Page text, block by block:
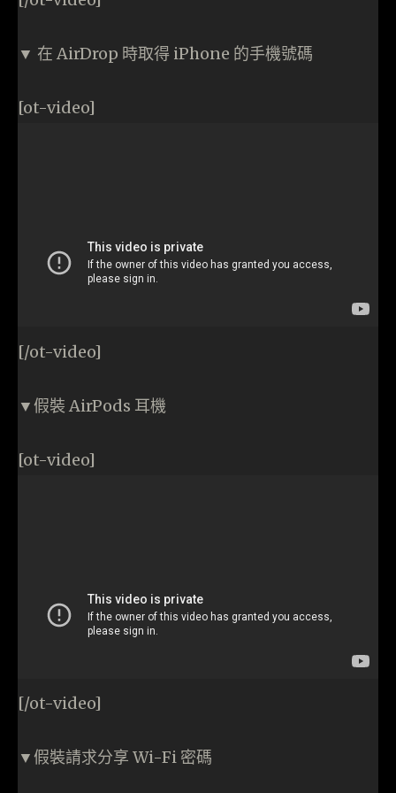
▼ 在 AirDrop 時取得 iPhone 的手機號碼
[ot-video]
[/ot-video]
▼假裝 AirPods 耳機
[ot-video]
[/ot-video]
▼假裝請求分享 Wi-Fi 密碼